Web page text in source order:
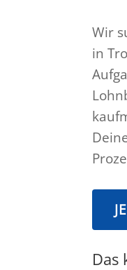
Wir
in
Das